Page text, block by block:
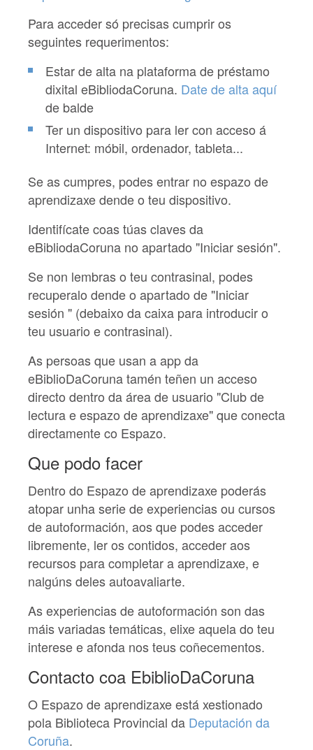
Para acceder só precisas cumprir os
seguintes requerimentos:
Estar de alta na plataforma de préstamo
dixital eBibliodaCoruna. Date de alta aquí
de balde
Ter un dispositivo para ler con acceso á
Internet: móbil, ordenador, tableta...
Se as cumpres, podes entrar no espazo de
aprendizaxe dende o teu dispositivo.
Identifícate coas túas claves da
eBibliodaCoruna no apartado "Iniciar sesión".
Se non lembras o teu contrasinal, podes
recuperalo dende o apartado de "Iniciar
sesión " (debaixo da caixa para introducir o
teu usuario e contrasinal).
As persoas que usan a app da
eBiblioDaCorunatamén teñen un acceso
directo dentro da área de usuario "Club de
lectura e espazo de aprendizaxe" que conecta
directamente co Espazo.
Que podo facer
Dentro do Espazo de aprendizaxe poderás
atopar unha serie de experiencias ou cursos
de autoformación, aos que podes acceder
libremente, ler os contidos, acceder aos
recursos para completar a aprendizaxe, e
nalgúns deles autoavaliarte.
As experiencias de autoformación son das
máis variadas temáticas, elixe aquela do teu
interese e afonda nos teus coñecementos.
Contacto coa EbiblioDaCoruna
O Espazo de aprendizaxe está xestionado
pola Biblioteca Provincial da Deputación da
Coruña.